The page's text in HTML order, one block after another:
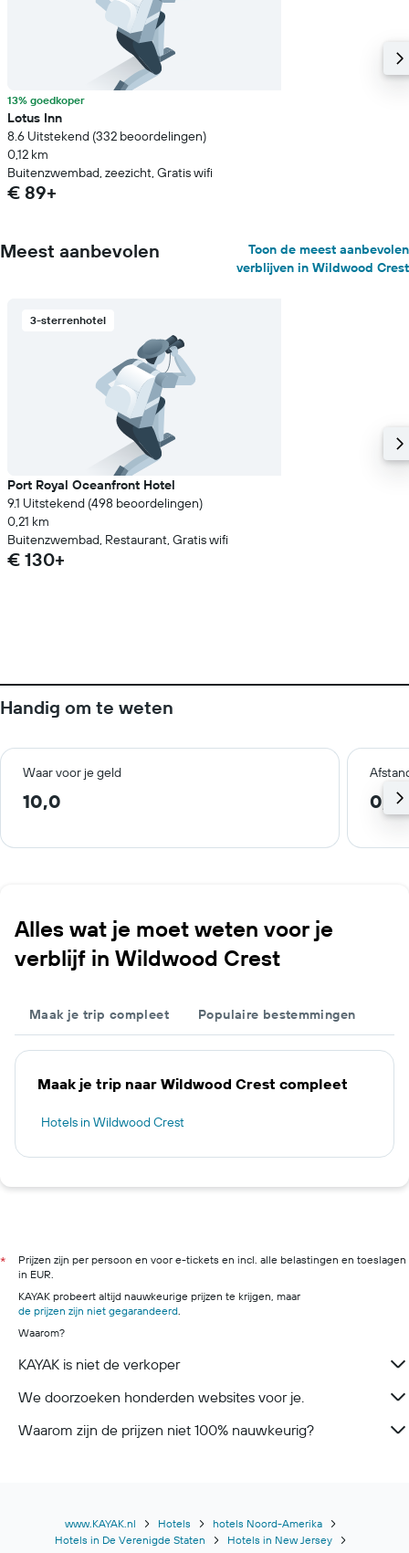
13% goedkoper
Lotus Inn
8.6 Uitstekend (332 beoordelingen)
0,12 km
Buitenzwembad, zeezicht, Gratis wifi
€ 89+
Meest aanbevolen
Toon de meest aanbevolen
verblijven in Wildwood Crest
3-sterrenhotel
Port Royal Oceanfront Hotel
9.1 Uitstekend (498 beoordelingen)
0,21 km
Buitenzwembad, Restaurant, Gratis wifi
€ 130+
Handig om te weten
Waar voor je geld
10,0 0,4
Alles wat je moet weten voor je
verblijf in Wildwood Crest
Maak je trip compleet Populaire bestemmingen
Maak je trip naar Wildwood Crest compleet
Hotels in Wildwood Crest
*
Prijzen zijn per persoon en voor e-tickets en incl. alle belastingen en toeslagen
in EUR.
KAYAK probeert altijd nauwkeurige prijzen te krijgen, maar
de prijzen zijn niet gegarandeerd.
Waarom?
KAYAK is niet de verkoper
We doorzoeken honderden websites voor je.
Waarom zijn de prijzen niet 100% nauwkeurig?
www.KAYAK.nl Hotels
hotels Noord-Amerika
Hotels in De Verenigde Staten
Hotels in New Jersey